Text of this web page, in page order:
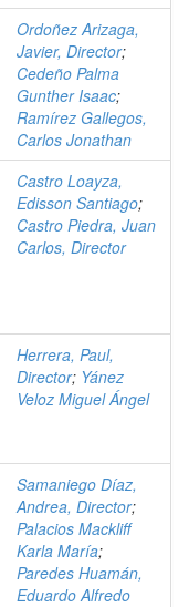
Ordoñez Arizaga,
Javier, Director;
Cedeño Palma
Gunther Isaac;
Ramírez Gallegos,
Carlos Jonathan
Castro Loayza,
Edisson Santiago;
Castro Piedra, Juan
Carlos, Director
Herrera, Paul,
Director; Yánez
Veloz Miguel Ángel
Samaniego Díaz,
Andrea, Director;
Palacios Mackliff
Karla María;
Paredes Huamán,
Eduardo Alfredo